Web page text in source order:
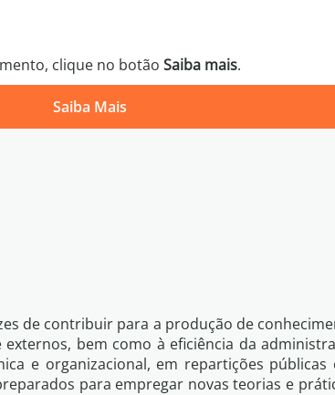
clique no botãoSaiba mais.
Saiba Mais
de contribuir para a produção de
bem como à eficiência da
e organizacional, em repartições
para empregar novas teorias e